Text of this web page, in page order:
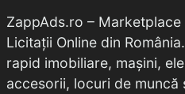
ZappAds.ro –
Licitații Online din
rapid imobiliare, mașini,
accesorii, locuri de muncă